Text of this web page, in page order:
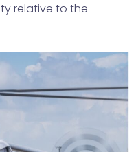
relative to the